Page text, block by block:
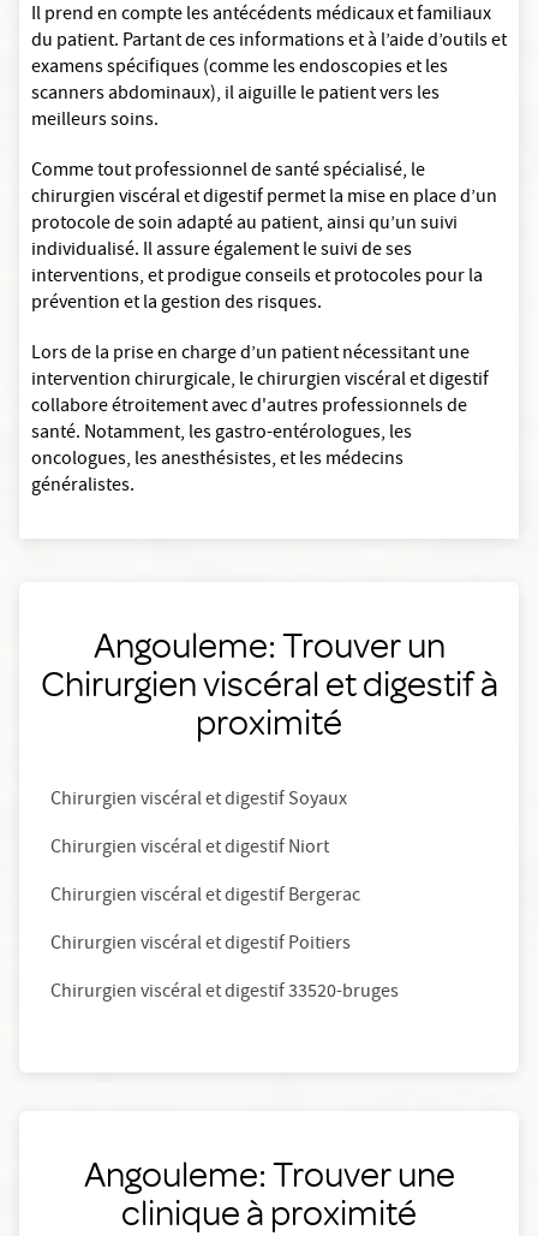
Il prend en compte les antécédents médicaux et familiaux
du patient. Partant de ces informations et à l’aide d’outils et
examens spécifiques (comme les endoscopies et les
scanners abdominaux), il aiguille le patient vers les
meilleurs soins.
Comme tout professionnel de santé spécialisé, le
chirurgien viscéral et digestif permet la mise en place d’un
protocole de soin adapté au patient, ainsi qu’un suivi
individualisé. Il assure également le suivi de ses
interventions, et prodigue conseils et protocoles pour la
prévention et la gestion des risques.
Lors de la prise en charge d’un patient nécessitant une
intervention chirurgicale, le chirurgien viscéral et digestif
collabore étroitement avec d'autres professionnels de
santé. Notamment, les gastro-entérologues, les
oncologues, les anesthésistes, et les médecins
généralistes.
Angouleme: Trouver un
Chirurgien viscéral et digestif à
proximité
Chirurgien viscéral et digestif Soyaux
Chirurgien viscéral et digestif Niort
Chirurgien viscéral et digestif Bergerac
Chirurgien viscéral et digestif Poitiers
Chirurgien viscéral et digestif 33520-bruges
Angouleme: Trouver une
clinique à proximité